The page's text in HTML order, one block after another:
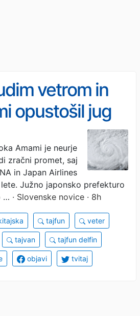
vetrom in
opustošil jug
celo 6 ljudi
Amami je neurje
zračni promet, saj
in Japan Airlines
Južno japonsko prefekturo
… · Slovenske novice · 8h
tajfun veter
tajvan tajfun delfin
objavi tvitaj